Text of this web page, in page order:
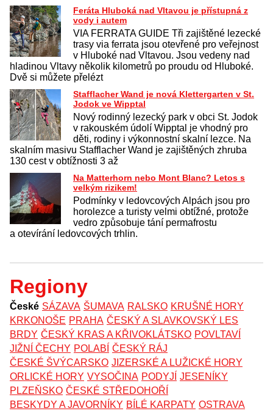
Feráta Hluboká nad Vltavou je přístupná z
vody i autem
VIA FERRATA GUIDE Tři zajištěné lezecké
trasy via ferrata jsou otevřené pro veřejnost
v Hluboké nad Vltavou. Jsou vedeny nad
hladinou Vltavy několik kilometrů po proudu od Hluboké.
Dvě si můžete přelézt
Stafflacher Wand je nová Klettergarten v St.
Jodok ve Wipptal
Nový rodinný lezecký park v obci St. Jodok
v rakouském údolí Wipptal je vhodný pro
děti, rodiny i výkonnostní skalní lezce. Na
skalním masivu Stafflacher Wand je zajištěných zhruba
130 cest v obtížnosti 3 až
Na Matterhorn nebo Mont Blanc? Letos s
velkým rizikem!
Podmínky v ledovcových Alpách jsou pro
horolezce a turisty velmi obtížné, protože
vedro způsobuje tání permafrostu
a otevírání ledovcových trhlin.
Regiony
České SÁZAVA ŠUMAVA RALSKO KRUŠNÉ HORY
KRKONOŠE PRAHA ČESKÝ A SLAVKOVSKÝ LES
BRDY ČESKÝ KRAS A KŘIVOKLÁTSKO POVLTAVÍ
JIŽNÍ ČECHY POLABÍ ČESKÝ RÁJ
ČESKÉ ŠVÝCARSKO JIZERSKÉ A LUŽICKÉ HORY
ORLICKÉ HORY VYSOČINA PODYJÍ JESENÍKY
PLZEŇSKO ČESKÉ STŘEDOHOŘÍ
BESKYDY A JAVORNÍKY BÍLÉ KARPATY OSTRAVA